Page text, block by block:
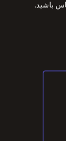
باشید.